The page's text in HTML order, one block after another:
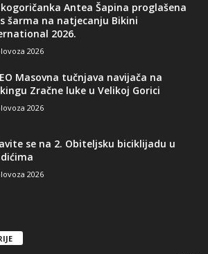
Antea Šapina proglašena
šarma na natjecanju Bikini
2026.
2026
Masovna tučnjava navijača na
Zračne luke u Velikoj Gorici
2026
se na 2. Obiteljsku biciklijadu u
2026